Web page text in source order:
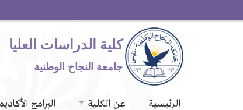
كلية الدراسات العليا
جامعة النجاح الوطنية
الرئيسية عن الكلية البرامج